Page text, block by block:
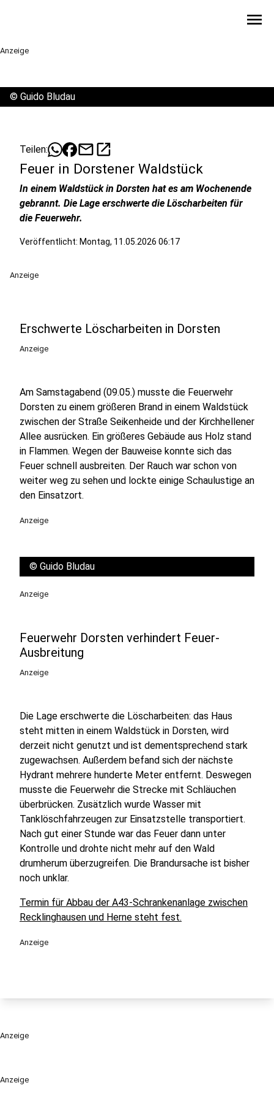
menu
Anzeige
Anzeige
© Guido Bludau
Teilen: mailopen_in_new
Feuer in Dorstener Waldstück
In einem Waldstück in Dorsten hat es am Wochenende
gebrannt. Die Lage erschwerte die Löscharbeiten für
die Feuerwehr.
Veröffentlicht: Montag, 11.05.2026 06:17
Anzeige
Erschwerte Löscharbeiten in Dorsten
Anzeige
Am Samstagabend (09.05.) musste die Feuerwehr
Dorsten zu einem größeren Brand in einem Waldstück
zwischen der Straße Seikenheide und der Kirchhellener
Allee ausrücken. Ein größeres Gebäude aus Holz stand
in Flammen. Wegen der Bauweise konnte sich das
Feuer schnell ausbreiten. Der Rauch war schon von
weiter weg zu sehen und lockte einige Schaulustige an
den Einsatzort.
Anzeige
© Guido Bludau
Anzeige
Feuerwehr Dorsten verhindert Feuer-
Ausbreitung
Anzeige
Die Lage erschwerte die Löscharbeiten: das Haus
steht mitten in einem Waldstück in Dorsten, wird
derzeit nicht genutzt und ist dementsprechend stark
zugewachsen. Außerdem befand sich der nächste
Hydrant mehrere hunderte Meter entfernt. Deswegen
musste die Feuerwehr die Strecke mit Schläuchen
überbrücken. Zusätzlich wurde Wasser mit
Tanklöschfahrzeugen zur Einsatzstelle transportiert.
Nach gut einer Stunde war das Feuer dann unter
Kontrolle und drohte nicht mehr auf den Wald
drumherum überzugreifen. Die Brandursache ist bisher
noch unklar.
Termin für Abbau der A43-Schrankenanlage zwischen
Recklinghausen und Herne steht fest.
Anzeige
Anzeige